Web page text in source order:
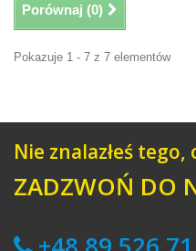
Porównaj (0)
Pokazuje 1 - 7 z 7 elementów
Nie znalazłeś tego,
ZADZWOŃ DO